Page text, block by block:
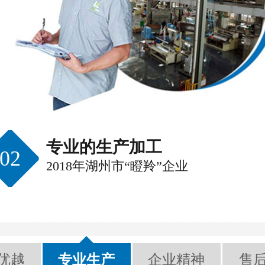
02 专业的生产加工
2018年湖州市“瞪羚”企业
越 专业生产 企业精神 售